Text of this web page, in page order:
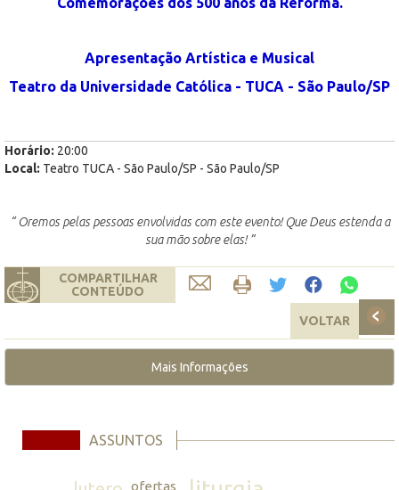
Apresentação Artística e Musical
Teatro da Universidade Católica - TUCA - São Paulo/SP
Horário: 20:00
Local: Teatro TUCA - São Paulo/SP - São Paulo/SP
“ Oremos pelas pessoas envolvidas com este evento! Que Deus estenda a
sua mão sobre elas! ”
COMPARTILHAR
CONTEÚDO
VOLTAR
Mais Informações
ASSUNTOS
ofertas